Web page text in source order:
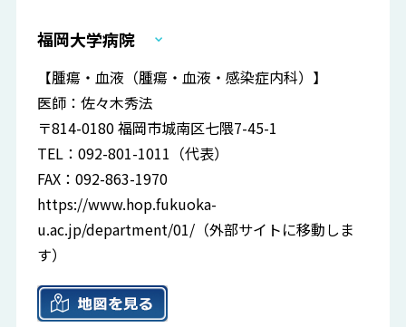
福岡大学病院
【腫瘍・血液（腫瘍・血液・感染症内科）】
医師：佐々木秀法
〒814-0180 福岡市城南区七隈7-45-1
TEL：092-801-1011（代表）
FAX：092-863-1970
https://www.hop.fukuoka-
u.ac.jp/department/01/ （外部サイトに移動しま
す）